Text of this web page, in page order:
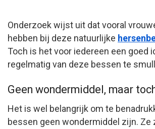
Onderzoek wijst uit dat vooral
hebben bij deze natuurlijke
Toch is het voor iedereen een goed
regelmatig van deze bessen te
Geen wondermiddel, maar
Het is wel belangrijk om te
bessen geen wondermiddel zijn. Ze